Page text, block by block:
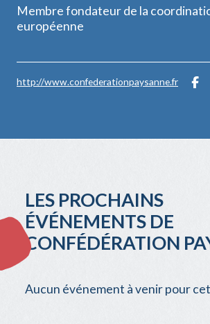
Membre fondateur de la
européenne
http://www.confederationpaysanne.fr
LES PROCHAINS
ÉVÉNEMENTS DE
CONFÉDÉRATION
Aucun événement à venir pour